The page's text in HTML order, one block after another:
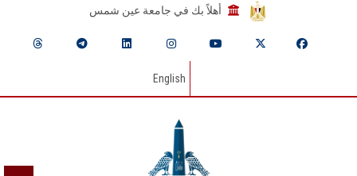
أهلاً بك في جامعة عين شمس
English